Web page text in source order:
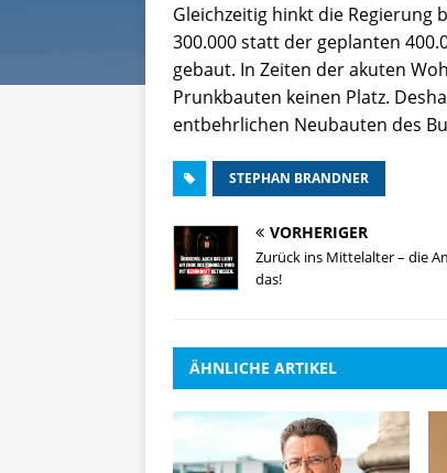
Gleichzeitig hinkt die
300.000 statt der geplanten
gebaut. In Zeiten der akuten
Prunkbauten keinen Platz.
entbehrlichen Neubauten des
STEPHAN BRANDNER
VORHERIGER
Zurück ins Mittelalter – die
das!
ÄHNLICHE ARTIKEL